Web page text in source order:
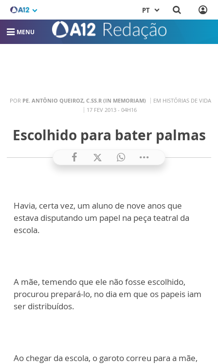
PT
MENU
POR PE. ANTÔNIO QUEIROZ, C.SS.R (IN MEMORIAM)
EM HISTÓRIAS DE VIDA
17 FEV 2013 - 04H16
Escolhido para bater palmas
Havia, certa vez, um aluno de nove anos que
estava disputando um papel na peça teatral da
escola.
A mãe, temendo que ele não fosse escolhido,
procurou prepará-lo, no dia em que os papeis iam
ser distribuídos.
Ao chegar da escola, o garoto correu para a mãe,